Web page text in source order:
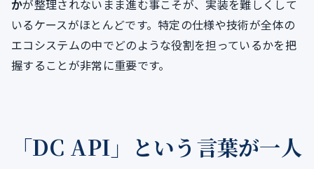
かが整理されないまま進む事こそが、実装を難しくして
いるケースがほとんどです。特定の仕様や技術が全体の
エコシステムの中でどのような役割を担っているかを把
握することが非常に重要です。
「DC API」という言葉が一人